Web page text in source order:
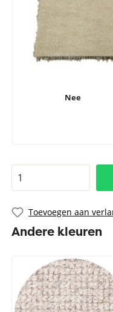
Nee
Toevoegen aan
Andere kleuren